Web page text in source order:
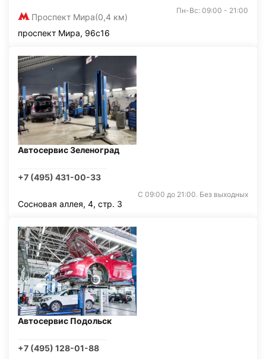
Проспект Мира(0,4 км)
Пн-Вс: 09:00 - 21:00
проспект Мира, 96с16
Автосервис Зеленоград
+7 (495) 431-00-33
С 09:00 до 21:00. Без выходных
Сосновая аллея, 4, стр. 3
Автосервис Подольск
+7 (495) 128-01-88